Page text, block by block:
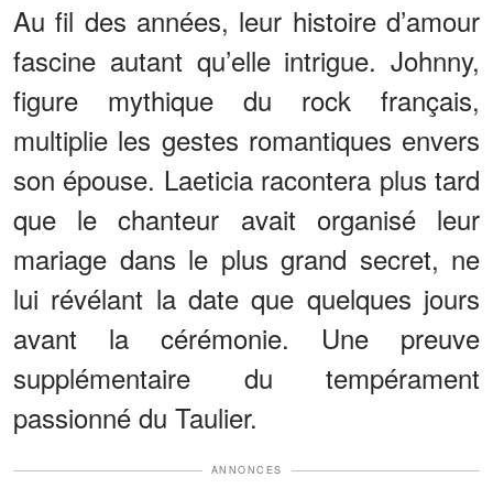
Au fil des années, leur histoire d’amour
fascine autant qu’elle intrigue. Johnny,
figure mythique du rock français,
multiplie les gestes romantiques envers
son épouse. Laeticia racontera plus tard
que le chanteur avait organisé leur
mariage dans le plus grand secret, ne
lui révélant la date que quelques jours
avant la cérémonie. Une preuve
supplémentaire du tempérament
passionné du Taulier.
ANNONCES